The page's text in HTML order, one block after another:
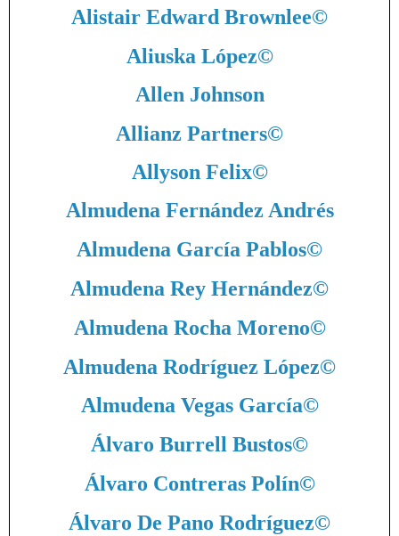
Alistair Edward Brownlee©
Aliuska López©
Allen Johnson
Allianz Partners©
Allyson Felix©
Almudena Fernández Andrés
Almudena García Pablos©
Almudena Rey Hernández©
Almudena Rocha Moreno©
Almudena Rodríguez López©
Almudena Vegas García©
Álvaro Burrell Bustos©
Álvaro Contreras Polín©
Álvaro De Pano Rodríguez©